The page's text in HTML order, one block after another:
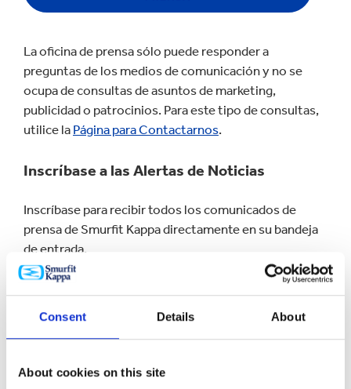
Consent Details About
About cookies on this site
La oficina de prensa sólo puede responder a
preguntas de los medios de comunicación y no se
ocupa de consultas de asuntos de marketing,
publicidad o patrocinios. Para este tipo de consultas,
utilice la Página para Contactarnos.
Inscríbase a las Alertas de Noticias
Inscríbase para recibir todos los comunicados de
prensa de Smurfit Kappa directamente en su bandeja
de entrada.
Inscribase a las Alertas para Inversionistas